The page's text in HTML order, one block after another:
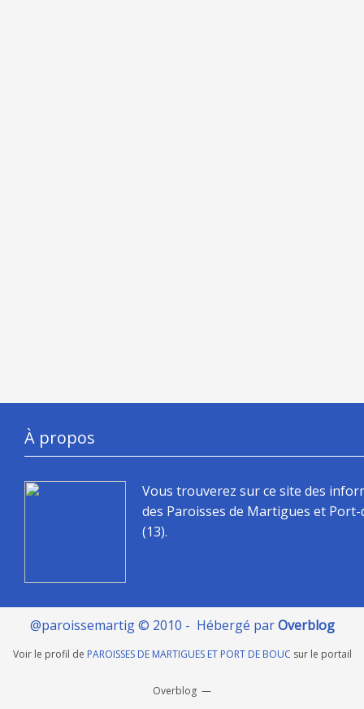
À propos
Vous trouverez sur ce site des
des Paroisses de Martigues et
(13).
@paroissemartig © 2010 - Hébergé parOverblog
Voir le profil de PAROISSES DE MARTIGUES ET PORT DE BOUC sur le portail
Overblog